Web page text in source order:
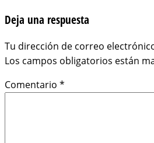
entradas
Deja una respuesta
Tu dirección de correo
Los campos obligatorios están
Comentario *